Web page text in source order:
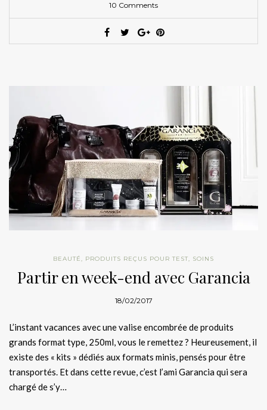
10 Comments
BEAUTÉ, PRODUITS REÇUS POUR TEST, SOINS
Partir en week-end avec Garancia
18/02/2017
L’instant vacances avec une valise encombrée de produits
grands format type, 250ml, vous le remettez ? Heureusement, il
existe des « kits » dédiés aux formats minis, pensés pour être
transportés. Et dans cette revue, c’est l’ami Garancia qui sera
chargé de s’y…